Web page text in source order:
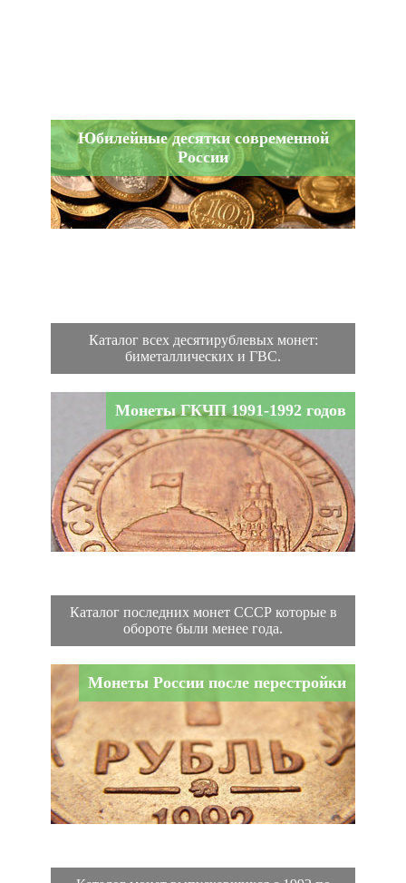
Юбилейные десятки современной
России
Каталог всех десятирублевых монет:
биметаллических и ГВС.
Монеты ГКЧП 1991-1992 годов
Каталог последних монет СССР которые в
обороте были менее года.
Монеты России после перестройки